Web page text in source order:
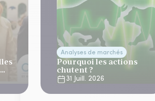
Analyses de marchés
Pourquoi les actions
chutent ?
31 Juill. 2026